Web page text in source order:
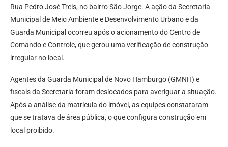
Rua Pedro José Treis, no bairro São Jorge. A ação da Secretaria
Municipal de Meio Ambiente e Desenvolvimento Urbano e da
Guarda Municipal ocorreu após o acionamento do Centro de
Comando e Controle, que gerou uma verificação de construção
irregular no local.
Agentes da Guarda Municipal de Novo Hamburgo (GMNH) e
fiscais da Secretaria foram deslocados para averiguar a situação.
Após a análise da matrícula do imóvel, as equipes constataram
que se tratava de área pública, o que configura construção em
local proibido.